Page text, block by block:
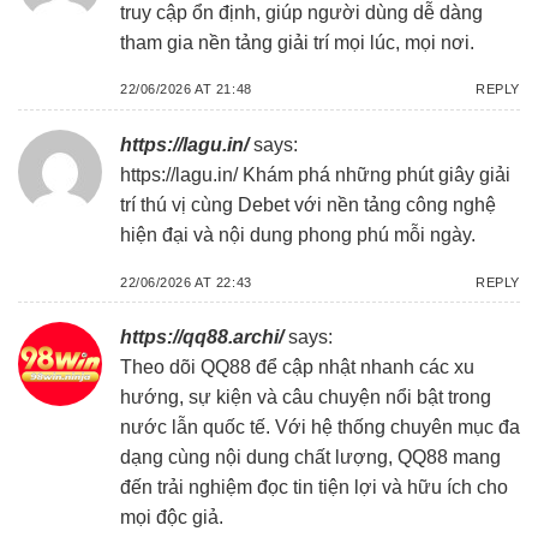
truy cập ổn định, giúp người dùng dễ dàng
tham gia nền tảng giải trí mọi lúc, mọi nơi.
22/06/2026 AT 21:48 REPLY
https://lagu.in/ says:
https://lagu.in/Khám phá những phút giây giải
trí thú vị cùng Debet với nền tảng công nghệ
hiện đại và nội dung phong phú mỗi ngày.
22/06/2026 AT 22:43 REPLY
https://qq88.archi/ says:
Theo dõi QQ88 để cập nhật nhanh các xu
hướng, sự kiện và câu chuyện nổi bật trong
nước lẫn quốc tế. Với hệ thống chuyên mục đa
dạng cùng nội dung chất lượng, QQ88 mang
đến trải nghiệm đọc tin tiện lợi và hữu ích cho
mọi độc giả.